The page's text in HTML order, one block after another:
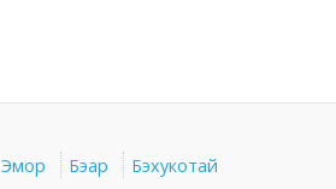
Эмор Бэар Бэхукотай